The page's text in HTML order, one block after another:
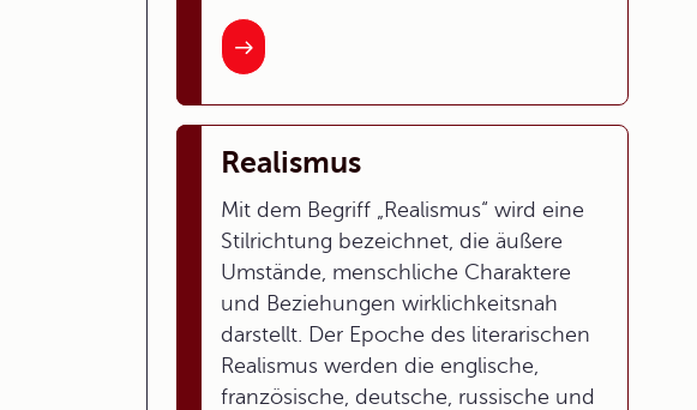
Realismus
Mit dem Begriff „Realismus“ wird eine
Stilrichtung bezeichnet, die äußere
Umstände, menschliche Charaktere
und Beziehungen wirklichkeitsnah
darstellt. Der Epoche des literarischen
Realismus werden die englische,
französische, deutsche, russische und